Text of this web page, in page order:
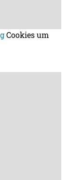
Cookies um